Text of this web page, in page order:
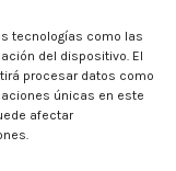
tecnologías como las
del dispositivo. El
procesar datos como
únicas en este
afectar